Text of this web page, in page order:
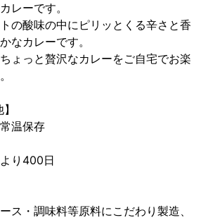
レーです。
の酸味の中にピリッとくる辛さと香
なカレーです。
ょっと贅沢なカレーをご自宅でお楽
温保存
り400日
ス・調味料等原料にこだわり製造、